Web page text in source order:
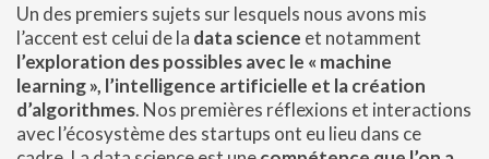
Un des premiers sujets sur lesquels nous avons mis
l’accent est celui de la data science et notamment
l’exploration des possibles avec le « machine
learning », l’intelligence artificielle et la création
d’algorithmes. Nos premières réflexions et interactions
avec l’écosystème des startups ont eu lieu dans ce